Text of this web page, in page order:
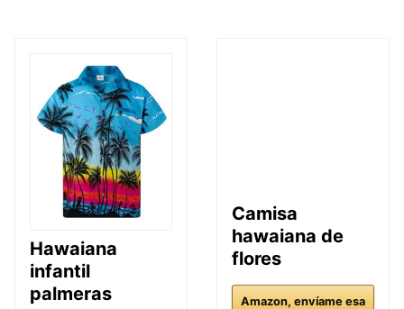
Hawaiana
infantil
palmeras
Camisa
hawaiana de
flores
Amazon, envíame esa